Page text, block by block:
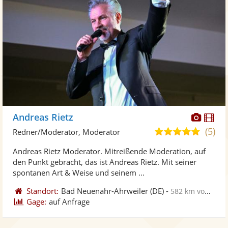
Fotos
Andreas Rietz
5,0
5
(5)
Redner/Moderator, Moderator
Andreas Rietz Moderator. Mitreißende Moderation, auf
den Punkt gebracht, das ist Andreas Rietz. Mit seiner
spontanen Art & Weise und seinem ...
Standort: Bad Neuenahr-Ahrweiler (DE) - 582 km von Stralsund
Gage: auf Anfrage